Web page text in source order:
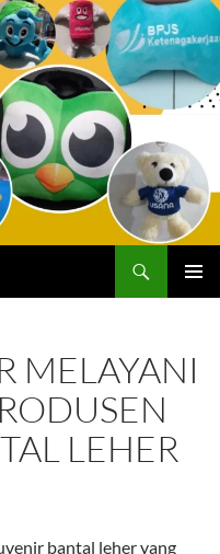
MELAYANI
LEHER
bantal leher yang